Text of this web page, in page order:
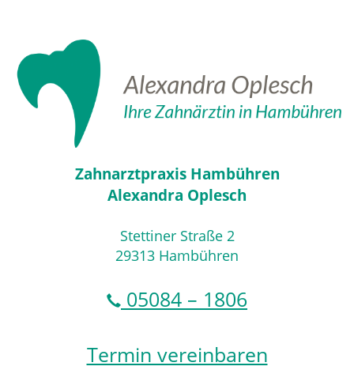
Zahnarztpraxis Hambühren
Alexandra Oplesch
Stettiner Straße 2
29313 Hambühren
05084 – 1806
Termin vereinbaren